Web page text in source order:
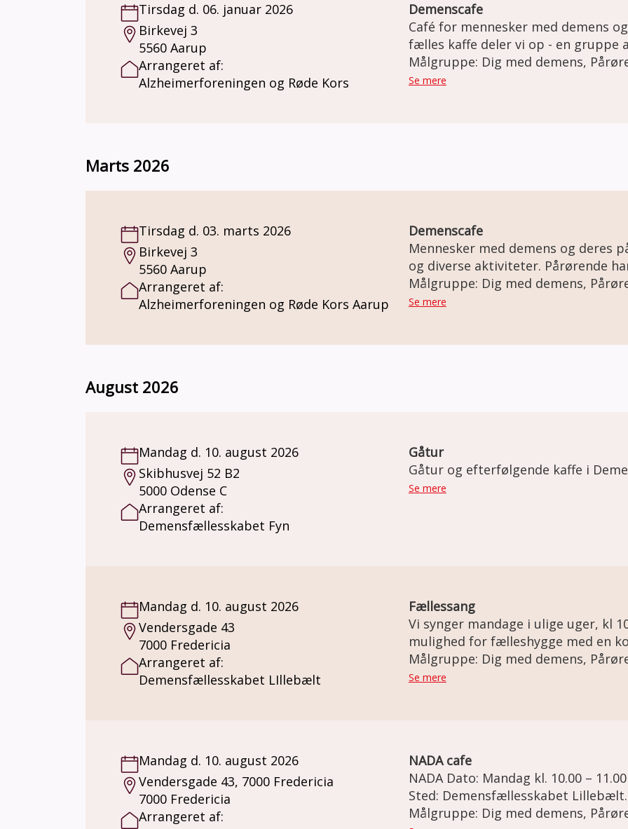
Tirsdag d. 06. januar 2026
Birkevej 3
5560 Aarup
Arrangeret af:
Alzheimerforeningen og Røde Kors
Demenscafe
Café for mennesker med demens og
fælles kaffe deler vi op - en gruppe
forskellige aktiviteter for dem som
pårørende går for sig sammen
Målgruppe: Dig med demens,
Se mere
Marts 2026
Tirsdag d. 03. marts 2026
Birkevej 3
5560 Aarup
Arrangeret af:
Alzheimerforeningen og Røde Kors Aarup
Demenscafe
Mennesker med demens og deres
og diverse aktiviteter. Pårørende har mulighed for at
udveksle erfaringer.
Målgruppe: Dig med demens,
Se mere
August 2026
Mandag d. 10. august 2026
Skibhusvej 52 B2
5000 Odense C
Arrangeret af:
Demensfællesskabet Fyn
Gåtur
Gåtur og efterfølgende kaffe i
Se mere
Mandag d. 10. august 2026
Vendersgade 43
7000 Fredericia
Arrangeret af:
Demensfællesskabet LIllebælt
Fællessang
Vi synger mandage i ulige uger, kl
mulighed for fælleshygge med en
meget velkomne også. Tilbuddet henvender sig til borgere i
Fredericia kommune.
Målgruppe: Dig med demens,
Se mere
Mandag d. 10. august 2026
Vendersgade 43, 7000 Fredericia
7000 Fredericia
Arrangeret af:
NADA cafe
NADA Dato: Mandag kl. 10.00 – 11.00 Torsdag kl. 13.00 – 14.00
Sted: Demensfællesskabet Lillebælt. Vendersgade 43, 7000
Fredericia. Demensteamet tilbyder NADA til mennesker med
Målgruppe: Dig med demens,